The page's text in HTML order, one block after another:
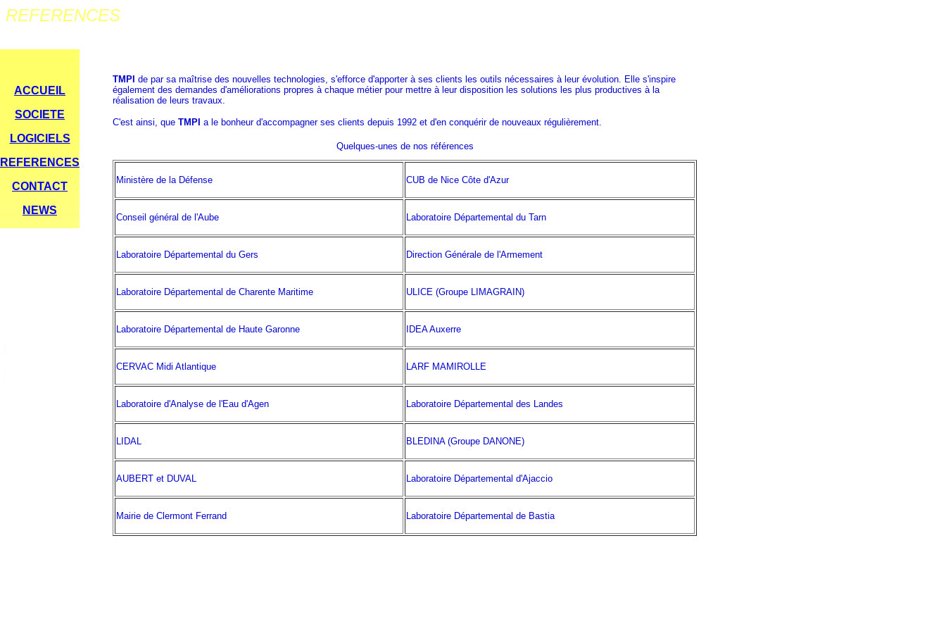
LES OUTILS DE L'ASSURANCE QUALITE
ACCUEIL
SOCIETE
LOGICIELS
REFERENCES
CONTACT
NEWS
REFERENCES
TMPI de par sa maîtrise des nouvelles technologies, s'efforce d'apporter à ses clients les outils nécessaires à leur évolution. Elle s'inspire
également des demandes d'améliorations propres à chaque métier pour mettre à leur disposition les solutions les plus productives à la
réalisation de leurs travaux.
C'est ainsi, que TMPI a le bonheur d'accompagner ses clients depuis 1992 et d'en conquérir de nouveaux régulièrement.
Ministère de la Défense CUB de Nice Côte d'Azur
Conseil général de l'Aube Laboratoire Départemental du Tarn
Laboratoire Départemental du Gers Direction Générale de l'Armement
Laboratoire Départemental de Charente Maritime ULICE (Groupe LIMAGRAIN)
Laboratoire Départemental de Haute Garonne IDEA Auxerre
CERVAC Midi Atlantique LARF MAMIROLLE
Laboratoire d'Analyse de l'Eau d'Agen Laboratoire Départemental des Landes
LIDAL BLEDINA (Groupe DANONE)
AUBERT et DUVAL Laboratoire Départemental d'Ajaccio
Mairie de Clermont Ferrand Laboratoire Départemental de Bastia
Quelques-unes de nos références